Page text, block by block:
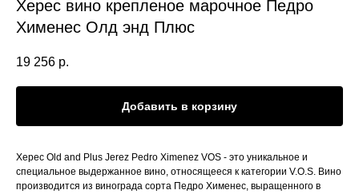
Херес вино крепленое марочное Педро
Хименес Олд энд Плюс
19 256 р.
Добавить в корзину
Херес Old and Plus Jerez Pedro Ximenez VOS - это уникальное и
специальное выдержанное вино, относящееся к категории V.O.S. Вино
производится из винограда сорта Педро Хименес, выращенного в